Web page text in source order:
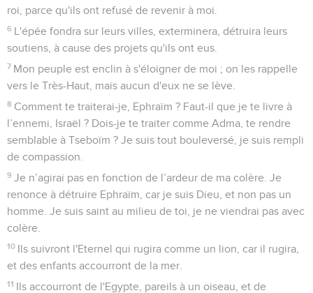
roi, parce qu'ils ont refusé de revenir à moi.
6 L'épée fondra sur leurs villes, exterminera, détruira leurs
soutiens, à cause des projets qu'ils ont eus.
7 Mon peuple est enclin à s'éloigner de moi ; on les rappelle
vers le Très-Haut, mais aucun d'eux ne se lève.
8 Comment te traiterai-je, Ephraïm ? Faut-il que je te livre à
l’ennemi, Israël ? Dois-je te traiter comme Adma, te rendre
semblable à Tseboïm ? Je suis tout bouleversé, je suis rempli
de compassion.
9 Je n’agirai pas en fonction de l’ardeur de ma colère. Je
renonce à détruire Ephraïm, car je suis Dieu, et non pas un
homme. Je suis saint au milieu de toi, je ne viendrai pas avec
colère.
10 Ils suivront l'Eternel qui rugira comme un lion, car il rugira,
et des enfants accourront de la mer.
11 Ils accourront de l'Egypte, pareils à un oiseau, et de